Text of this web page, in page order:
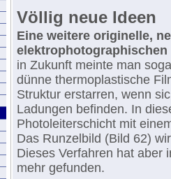
Völlig neue Ideen
Eine weitere originelle,
in Zukunft meinte man
dünne thermoplastische
Struktur erstarren, wenn
Ladungen befinden. In
Photoleiterschicht mit
Das Runzelbild (Bild 62)
Dieses Verfahren hat aber
mehr gefunden.